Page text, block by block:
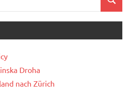
Search
Droha
nach Zürich